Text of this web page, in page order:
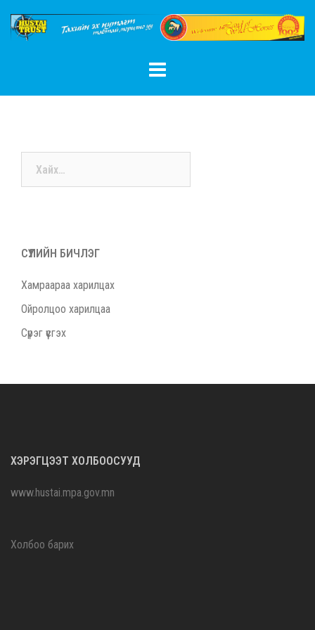
content
СҮҮЛИЙН БИЧЛЭГ
Хамраараа харилцах
Ойролцоо харилцаа
Сүрэг үүсгэх
ХЭРЭГЦЭЭТ ХОЛБООСУУД
www.hustai.mpa.gov.mn
Холбоо барих